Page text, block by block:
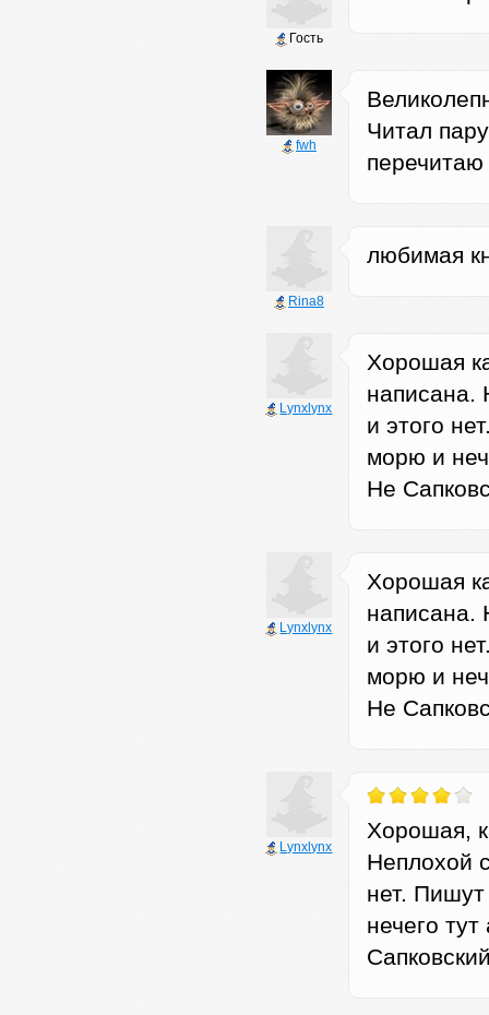
Гость
fwh
Читал
Rina8
любимая
Lynxlynx
Хорошая
написана.
и этого
морю и
Не
Lynxlynx
Хорошая
написана.
и этого
морю и
Не
Lynxlynx
Хорошая,
Неплохой
нет.
нечего